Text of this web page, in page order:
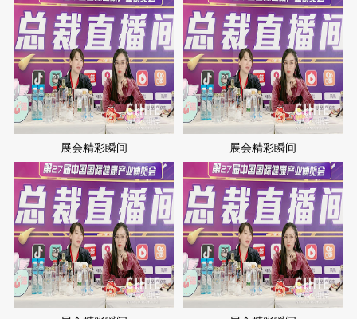
展会精彩瞬间 展会精彩瞬间